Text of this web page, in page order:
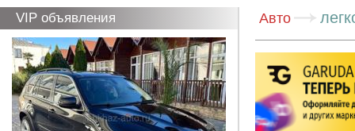
VIP объявления Авто